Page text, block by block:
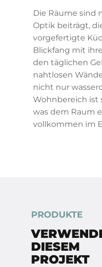
Die Räume sind
Optik beiträgt,
vorgefertigte
Blickfang mit
den täglichen
nahtlosen
nicht nur
Wohnbereich ist
was dem Raum
vollkommen im
PRODUKTE
DIESEM
PROJEKT